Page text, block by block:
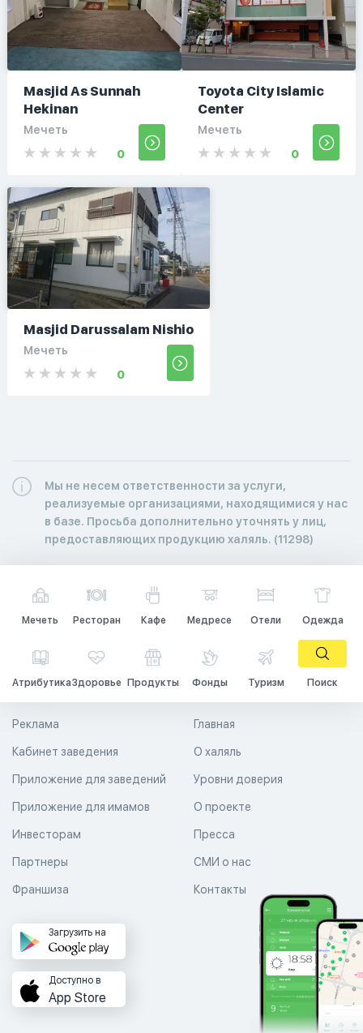
Masjid As Sunnah
Hekinan
Мечеть
0
Toyota City Islamic
Center
Мечеть
0
Masjid Darussalam Nishio
Мечеть
0
Мы не несем ответственности за услуги,
реализуемые организациями, находящимися у нас
в базе. Просьба дополнительно уточнять у лиц,
предоставляющих продукцию халяль. (11298)
Мечеть Ресторан Кафе Медресе Отели Одежда
АтрибутикаЗдоровье Продукты Фонды Туризм Поиск
Главная
О халяль
Уровни доверия
Реклама
Кабинет заведения
Приложение для заведений
Приложение для имамов О проекте
Пресса
СМИ о нас
Контакты
Инвесторам
Партнеры
Франшиза
Загрузить на
Доступно в
App Store